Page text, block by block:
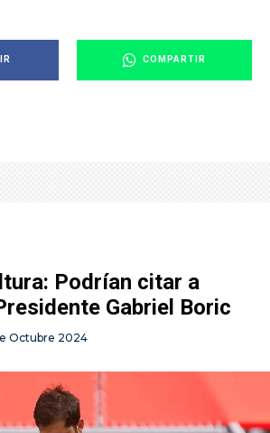
COMPARTIR
Podrían citar a
Gabriel Boric
Octubre 2024